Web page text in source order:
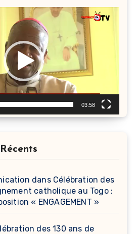
03:58
dans Célébration des
catholique au Togo :
« ENGAGEMENT »
des 130 ans de